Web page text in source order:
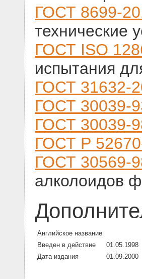
ГОСТ 8699-
технические
ГОСТ ISO
испытания
ГОСТ 31632-
ГОСТ 30039-
ГОСТ 30039-
ГОСТ Р
ГОСТ 30569-
алколоидов
Английское название
Введен в действие
01.05.1998
Дата издания
01.09.2000